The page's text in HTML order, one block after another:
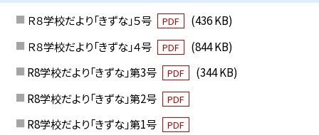
Ｒ８学校だより「きずな」５号 PDF
(436 KB)
Ｒ８学校だより「きずな」４号
PDF
(844 KB)
R8学校だより「きずな」第3号
PDF
(344 KB)
R8学校だより「きずな」第2号
PDF
R8学校だより「きずな」第1号 PDF